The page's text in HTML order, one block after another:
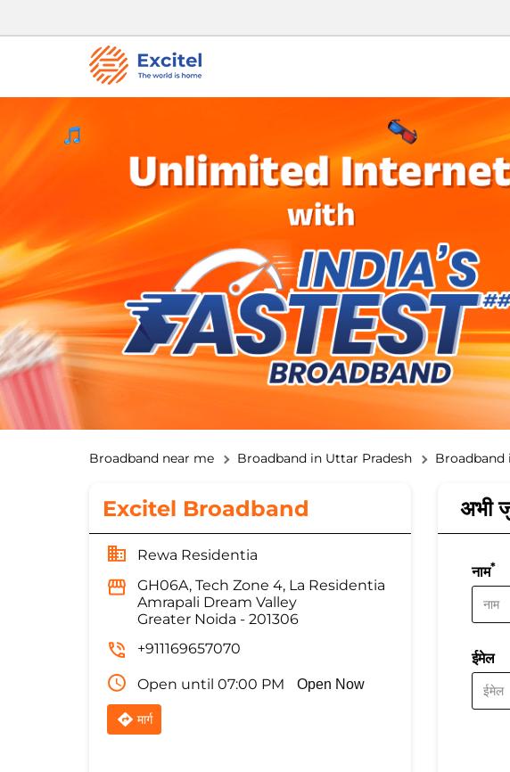
Broadband near me Broadband in Uttar Pradesh Broadband
Excitel Broadband
Rewa Residentia
GH06A, Tech Zone 4, La Residentia
Amrapali Dream Valley
Greater Noida - 201306
+911169657070
Open until 07:00 PM Open Now
मार्ग
अभी
नाम*
ईमेल